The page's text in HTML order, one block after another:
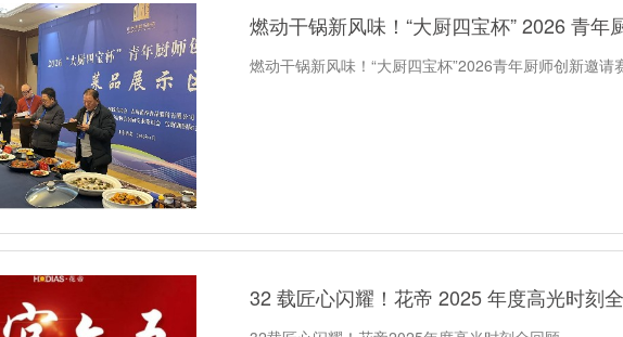
燃动干锅新风味！“大厨四宝杯” 2026 青年
燃动干锅新风味！“大厨四宝杯”2026青年厨师创新邀请
32 载匠心闪耀！花帝 2025 年度高光时刻